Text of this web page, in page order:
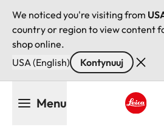
We noticed you're visiting from
country or region to view content
shop online.
USA (English)
Kontynuuj
Menu